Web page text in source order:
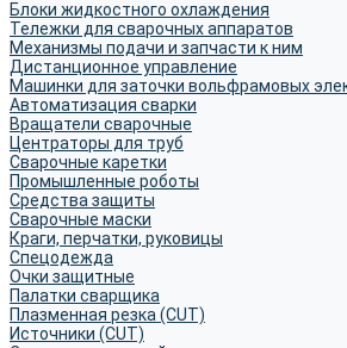
Блоки жидкостного охлаждения
Тележки для сварочных аппаратов
Механизмы подачи и запчасти к ним
Дистанционное управление
Машинки для заточки вольфрамовых
Автоматизация сварки
Вращатели сварочные
Центраторы для труб
Сварочные каретки
Промышленные роботы
Средства защиты
Сварочные маски
Краги, перчатки, руковицы
Спецодежда
Очки защитные
Палатки сварщика
Плазменная резка (CUT)
Источники (CUT)